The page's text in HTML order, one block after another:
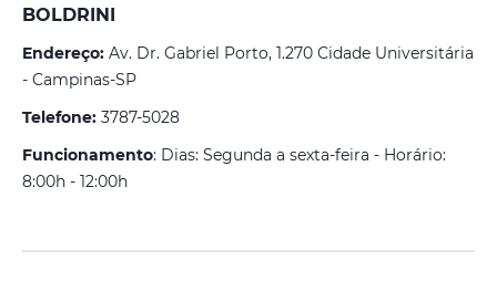
BOLDRINI
Endereço: Av. Dr. Gabriel Porto, 1.270 Cidade Universitária
- Campinas-SP
Telefone: 3787-5028
Funcionamento: Dias: Segunda a sexta-feira - Horário:
8:00h - 12:00h